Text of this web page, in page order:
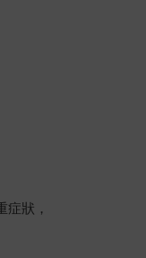
狀，